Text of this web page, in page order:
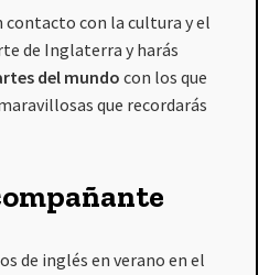
contacto con la cultura y el
de Inglaterra y harás
del mundo con los que
que recordarás
de inglés en verano en el